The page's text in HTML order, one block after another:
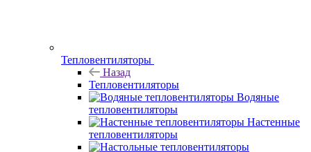
Тепловентиляторы
Назад
Тепловентиляторы
Водяные
тепловентиляторы
Настенные
тепловентиляторы